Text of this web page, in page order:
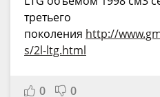
третьего
поколения http://
s/2l-ltg.html
0 0